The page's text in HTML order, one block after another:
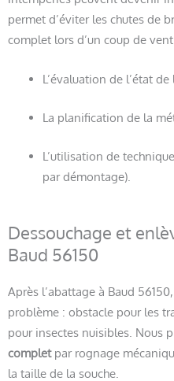
permet d’éviter les chutes de
complet lors d’un coup de
L’évaluation de l’état de
La planification de la
L’utilisation de
par démontage).
Dessouchage et
Baud 56150
Après l’abattage à Baud
problème : obstacle pour les
pour insectes nuisibles. Nous
completpar rognage
la taille de la souche.